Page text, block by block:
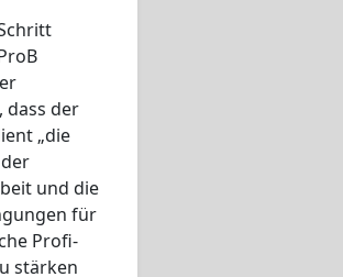
dass der
„die
und die
für
Profi-
stärken